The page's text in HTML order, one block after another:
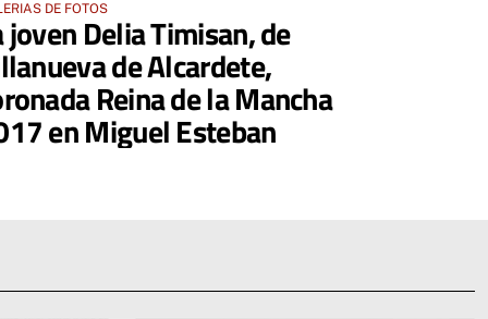
DE FOTOS
joven Delia Timisan, de
de Alcardete,
Reina de la Mancha
en Miguel Esteban